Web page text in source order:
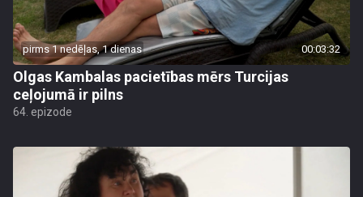
pirms 1 nedēļas, 1 dienas 00:03:32
Olgas Kambalas pacietības mērs Turcijas
ceļojumā ir pilns
64. epizode